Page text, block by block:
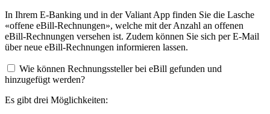
In Ihrem E-Banking und in der Valiant App finden Sie die Lasche
«offene eBill-Rechnungen», welche mit der Anzahl an offenen
eBill-Rechnungen versehen ist. Zudem können Sie sich per E-Mail
über neue eBill-Rechnungen informieren lassen.
Wie können Rechnungssteller bei eBill gefunden und
hinzugefügt werden?
Es gibt drei Möglichkeiten: